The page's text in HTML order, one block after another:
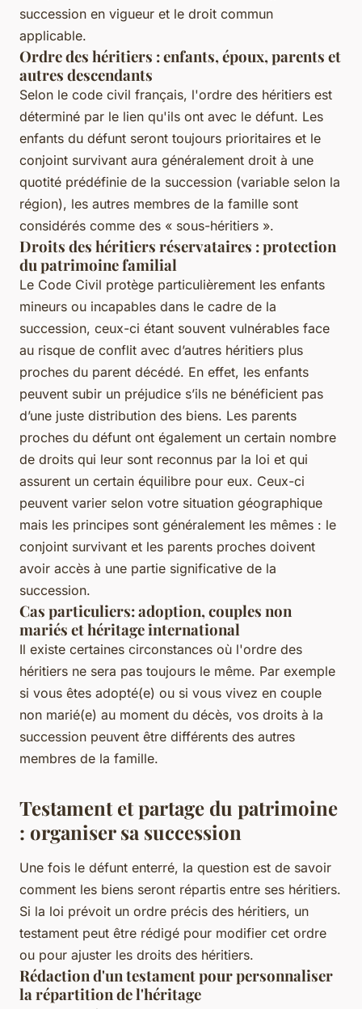
succession en vigueur et le droit commun
applicable.
Ordre des héritiers : enfants, époux, parents et
autres descendants
Selon le code civil français, l'ordre des héritiers est
déterminé par le lien qu'ils ont avec le défunt. Les
enfants du défunt seront toujours prioritaires et le
conjoint survivant aura généralement droit à une
quotité prédéfinie de la succession (variable selon la
région), les autres membres de la famille sont
considérés comme des « sous-héritiers ».
Droits des héritiers réservataires : protection
du patrimoine familial
Le Code Civil protège particulièrement les enfants
mineurs ou incapables dans le cadre de la
succession, ceux-ci étant souvent vulnérables face
au risque de conflit avec d’autres héritiers plus
proches du parent décédé. En effet, les enfants
peuvent subir un préjudice s’ils ne bénéficient pas
d’une juste distribution des biens. Les parents
proches du défunt ont également un certain nombre
de droits qui leur sont reconnus par la loi et qui
assurent un certain équilibre pour eux. Ceux-ci
peuvent varier selon votre situation géographique
mais les principes sont généralement les mêmes : le
conjoint survivant et les parents proches doivent
avoir accès à une partie significative de la
succession.
Cas particuliers: adoption, couples non
mariés et héritage international
Il existe certaines circonstances où l'ordre des
héritiers ne sera pas toujours le même. Par exemple
si vous êtes adopté(e) ou si vous vivez en couple
non marié(e) au moment du décès, vos droits à la
succession peuvent être différents des autres
membres de la famille.
Testament et partage du patrimoine
: organiser sa succession
Une fois le défunt enterré, la question est de savoir
comment les biens seront répartis entre ses héritiers.
Si la loi prévoit un ordre précis des héritiers, un
testament peut être rédigé pour modifier cet ordre
ou pour ajuster les droits des héritiers.
Rédaction d'un testament pour personnaliser
la répartition de l'héritage